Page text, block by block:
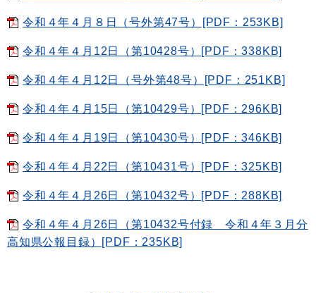
令和４年４月８日（号外第47号）[PDF：253KB]
令和４年４月12日（第10428号）[PDF：338KB]
令和４年４月12日（号外第48号）[PDF：251KB]
令和４年４月15日（第10429号）[PDF：296KB]
令和４年４月19日（第10430号）[PDF：346KB]
令和４年４月22日（第10431号）[PDF：325KB]
令和４年４月26日（第10432号）[PDF：288KB]
令和４年４月26日（第10432号付録 令和４年３月分
高知県公報目録）[PDF：235KB]